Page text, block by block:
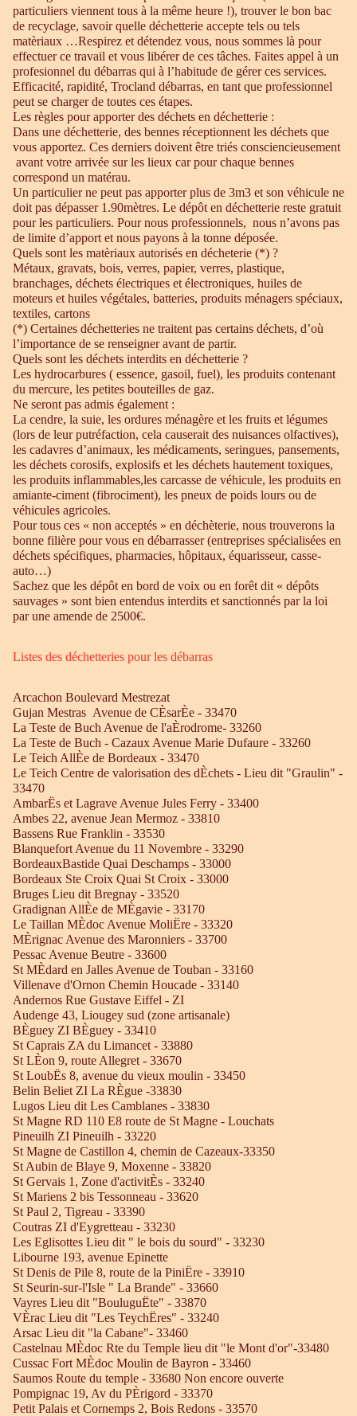
particuliers viennent tous à la même heure !), trouver le bon bac
de recyclage, savoir quelle déchetterie accepte tels ou tels
matèriaux …Respirez et détendez vous, nous sommes là pour
effectuer ce travail et vous libérer de ces tâches. Faites appel à un
profesionnel du débarras qui à l’habitude de gérer ces services.
Efficacité, rapidité, Trocland débarras, en tant que professionnel
peut se charger de toutes ces étapes.
Les règles pour apporter des déchets en déchetterie :
Dans une déchetterie, des bennes réceptionnent les déchets que
vous apportez. Ces derniers doivent être triés consciencieusement
avant votre arrivée sur les lieux car pour chaque bennes
correspond un matérau.
Un particulier ne peut pas apporter plus de 3m3 et son véhicule ne
doit pas dépasser 1.90mètres. Le dépôt en déchetterie reste gratuit
pour les particuliers. Pour nous professionnels, nous n’avons pas
de limite d’apport et nous payons à la tonne déposée.
Quels sont les matèriaux autorisés en décheterie (*) ?
Métaux, gravats, bois, verres, papier, verres, plastique,
branchages, déchets électriques et électroniques, huiles de
moteurs et huiles végétales, batteries, produits ménagers spéciaux,
textiles, cartons
(*) Certaines déchetteries ne traitent pas certains déchets, d’où
l’importance de se renseigner avant de partir.
Quels sont les déchets interdits en déchetterie ?
Les hydrocarbures ( essence, gasoil, fuel), les produits contenant
du mercure, les petites bouteilles de gaz.
Ne seront pas admis également :
La cendre, la suie, les ordures ménagère et les fruits et légumes
(lors de leur putréfaction, cela causerait des nuisances olfactives),
les cadavres d’animaux, les médicaments, seringues, pansements,
les déchets corosifs, explosifs et les déchets hautement toxiques,
les produits inflammables,les carcasse de véhicule, les produits en
amiante-ciment (fibrociment), les pneux de poids lours ou de
véhicules agricoles.
Pour tous ces « non acceptés » en déchèterie, nous trouverons la
bonne filière pour vous en débarrasser (entreprises spécialisées en
déchets spécifiques, pharmacies, hôpitaux, équarisseur, casse-
auto…)
Sachez que les dépôt en bord de voix ou en forêt dit « dépôts
sauvages » sont bien entendus interdits et sanctionnés par la loi
par une amende de 2500€.
Listes des déchetteries pour les débarras
Arcachon Boulevard Mestrezat
Gujan Mestras Avenue de CÈsarÈe - 33470
La Teste de Buch Avenue de l'aÈrodrome- 33260
La Teste de Buch - Cazaux Avenue Marie Dufaure - 33260
Le Teich AllÈe de Bordeaux - 33470
Le Teich Centre de valorisation des dÈchets - Lieu dit "Graulin" -
33470
AmbarËs et Lagrave Avenue Jules Ferry - 33400
Ambes 22, avenue Jean Mermoz - 33810
Bassens Rue Franklin - 33530
Blanquefort Avenue du 11 Novembre - 33290
BordeauxBastide Quai Deschamps - 33000
Bordeaux Ste Croix Quai St Croix - 33000
Bruges Lieu dit Bregnay - 33520
Gradignan AllÈe de MÈgavie - 33170
Le Taillan MÈdoc Avenue MoliËre - 33320
MÈrignac Avenue des Maronniers - 33700
Pessac Avenue Beutre - 33600
St MÈdard en Jalles Avenue de Touban - 33160
Villenave d'Ornon Chemin Houcade - 33140
Andernos Rue Gustave Eiffel - ZI
Audenge 43, Liougey sud (zone artisanale)
BÈguey ZI BÈguey - 33410
St Caprais ZA du Limancet - 33880
St LÈon 9, route Allegret - 33670
St LoubËs 8, avenue du vieux moulin - 33450
Belin Beliet ZI La RÈgue -33830
Lugos Lieu dit Les Camblanes - 33830
St Magne RD 110 E8 route de St Magne - Louchats
Pineuilh ZI Pineuilh - 33220
St Magne de Castillon 4, chemin de Cazeaux-33350
St Aubin de Blaye 9, Moxenne - 33820
St Gervais 1, Zone d'activitÈs - 33240
St Mariens 2 bis Tessonneau - 33620
St Paul 2, Tigreau - 33390
Coutras ZI d'Eygretteau - 33230
Les Eglisottes Lieu dit " le bois du sourd" - 33230
Libourne 193, avenue Epinette
St Denis de Pile 8, route de la PiniËre - 33910
St Seurin-sur-l'Isle " La Brande" - 33660
Vayres Lieu dit "BouluguËte" - 33870
VÈrac Lieu dit "Les TeychËres" - 33240
Arsac Lieu dit "la Cabane"- 33460
Castelnau MÈdoc Rte du Temple lieu dit "le Mont d'or"-33480
Cussac Fort MÈdoc Moulin de Bayron - 33460
Saumos Route du temple - 33680 Non encore ouverte
Pompignac 19, Av du PÈrigord - 33370
Petit Palais et Cornemps 2, Bois Redons - 33570